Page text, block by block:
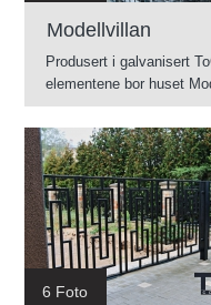
Modellvillan
Produsert i galvanisert
elementene bor huset
6 Foto